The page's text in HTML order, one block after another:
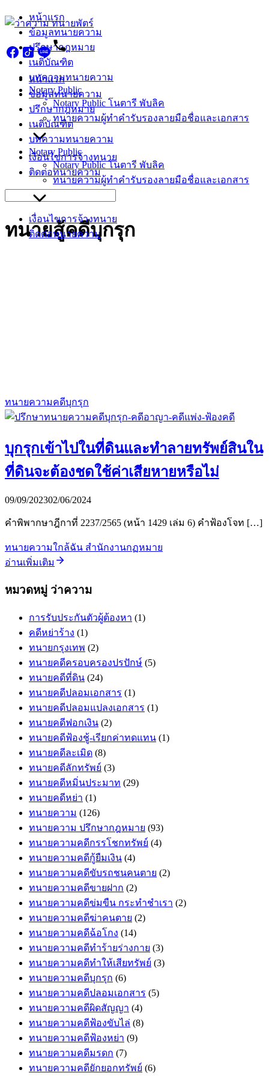
Skip
to
content
หน้าแรก
ข้อมูลทนายความ
ปรึกษากฎหมาย
เนติบัณฑิต
บทความทนายความ
Notary Public
Notary Public โนตารี พับลิค
ทนายความผู้ทำคำรับรองลายมือชื่อและเอกสาร
เงื่อนไขการจ้างทนาย
ติดต่อทนายความ
หน้าแรก
ข้อมูลทนายความ
ปรึกษากฎหมาย
เนติบัณฑิต
บทความทนายความ
Notary Public
Notary Public โนตารี พับลิค
ทนายความผู้ทำคำรับรองลายมือชื่อและเอกสาร
เงื่อนไขการจ้างทนาย
ติดต่อทนายความ
for:
ทนายสู้คดีบุกรุก
ทนายความคดีบุกรุก
บุกรุกเข้าไปในที่ดินและทำลายทรัพย์สินใน
ที่ดินจะต้องชดใช้ค่าเสียหายหรือไม่
09/09/202302/06/2024
คำพิพากษาฎีกาที่ 2237/2565 (หน้า 1429 เล่ม 6) คำฟ้องโจท […]
ทนายความใกล้ฉัน สำนักงานกฏหมาย
อ่านเพิ่มเติม
หมวดหมู่ ว่าความ
การรับประกันตัวผู้ต้องหา (1)
คดีหย่าร้าง (1)
ทนายกรุงเทพ (2)
ทนายคดีครอบครองปรปักษ์ (5)
ทนายคดีที่ดิน (24)
ทนายคดีปลอมเอกสาร (1)
ทนายคดีปลอมแปลงเอกสาร (1)
ทนายคดีฟอกเงิน (2)
ทนายคดีฟ้องชู้-เรียกค่าทดแทน (1)
ทนายคดีละเมิด (8)
ทนายคดีลักทรัพย์ (3)
ทนายคดีหมิ่นประมาท (29)
ทนายคดีหย่า (1)
ทนายความ (126)
ทนายความ ปรึกษากฎหมาย (93)
ทนายความคดีกรรโชกทรัพย์ (4)
ทนายความคดีกู้ยืมเงิน (4)
ทนายความคดีขับรถชนคนตาย (2)
ทนายความคดีขายฝาก (2)
ทนายความคดีข่มขืน กระทำชำเรา (2)
ทนายความคดีฆ่าคนตาย (2)
ทนายความคดีฉ้อโกง (14)
ทนายความคดีทำร้ายร่างกาย (3)
ทนายความคดีทำให้เสียทรัพย์ (3)
ทนายความคดีบุกรุก (6)
ทนายความคดีปลอมเอกสาร (5)
ทนายความคดีผิดสัญญา (4)
ทนายความคดีฟ้องขับไล่ (8)
ทนายความคดีฟ้องหย่า (9)
ทนายความคดีมรดก (7)
ทนายความคดียักยอกทรัพย์ (6)